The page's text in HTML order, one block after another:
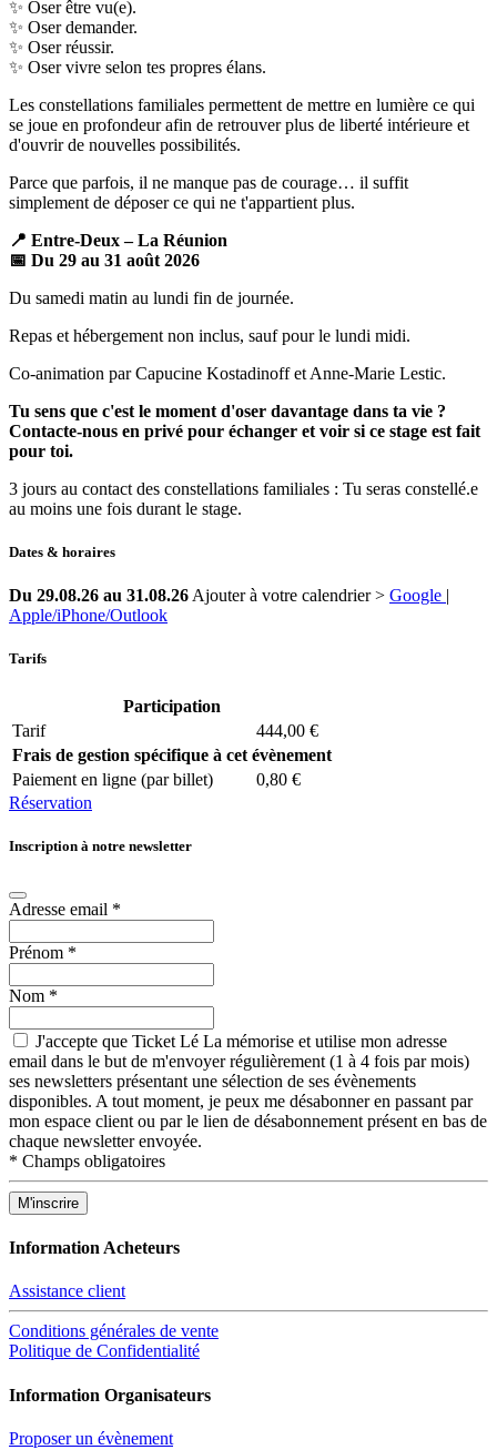
✨ Oser être vu(e).
✨ Oser demander.
✨ Oser réussir.
✨ Oser vivre selon tes propres élans.
Les constellations familiales permettent de mettre en lumière ce qui
se joue en profondeur afin de retrouver plus de liberté intérieure et
d'ouvrir de nouvelles possibilités.
Parce que parfois, il ne manque pas de courage… il suffit
simplement de déposer ce qui ne t'appartient plus.
📍 Entre-Deux – La Réunion
📅 Du 29 au 31 août 2026
Du samedi matin au lundi fin de journée.
Repas et hébergement non inclus, sauf pour le lundi midi.
Co-animation par Capucine Kostadinoff et Anne-Marie Lestic.
Tu sens que c'est le moment d'oser davantage dans ta vie ?
Contacte-nous en privé pour échanger et voir si ce stage est fait
pour toi.
3 jours au contact des constellations familiales : Tu seras constellé.e
au moins une fois durant le stage.
Dates & horaires
Du 29.08.26 au 31.08.26 Ajouter à votre calendrier > Google |
Apple/iPhone/Outlook
Tarifs
Participation
Tarif
444,00 €
Frais de gestion spécifique à cet évènement
Paiement en ligne (par billet)
0,80 €
Réservation
Inscription à notre newsletter
Adresse email *
Prénom *
Nom *
J'accepte que Ticket Lé La mémorise et utilise mon adresse
email dans le but de m'envoyer régulièrement (1 à 4 fois par mois)
ses newsletters présentant une sélection de ses évènements
disponibles. A tout moment, je peux me désabonner en passant par
mon espace client ou par le lien de désabonnement présent en bas de
chaque newsletter envoyée.
* Champs obligatoires
Information Acheteurs
Assistance client
Conditions générales de vente
Politique de Confidentialité
Information Organisateurs
Proposer un évènement